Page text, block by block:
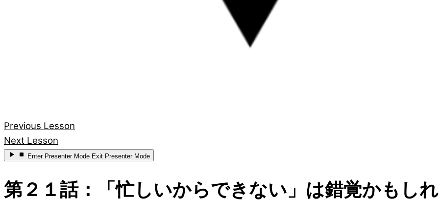
Previous Lesson
Next Lesson
Enter Presenter Mode Exit Presenter Mode
第２１話：「忙しいからできない」は錯覚かもし